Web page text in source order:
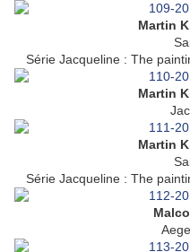
Martin
Série Jacqueline : The
Martin
Martin
Série Jacqueline : The